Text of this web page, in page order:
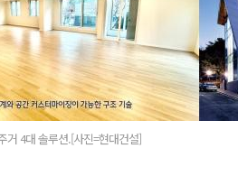
거 4대 솔루션.[사진=현대건설]